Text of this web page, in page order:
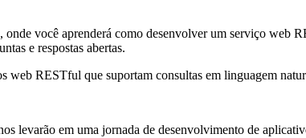
você aprenderá como desenvolver um serviço web
e respostas abertas.
web RESTful que suportam consultas em linguagem
levarão em uma jornada de desenvolvimento de